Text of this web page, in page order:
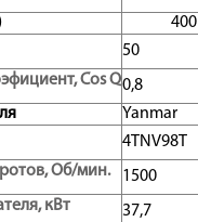
400
50
Cos Q0,8
Yanmar
4TNV98T
Об/мин.
1500
кВт
37,7